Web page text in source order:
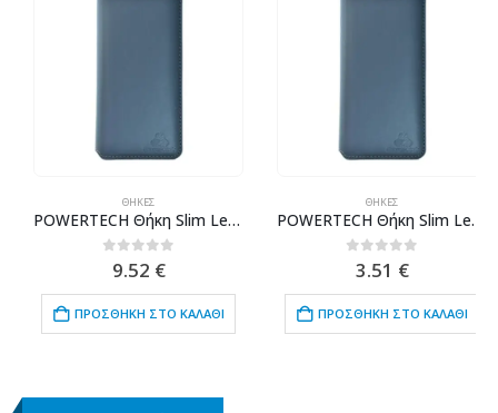
ΘΉΚΕΣ
POWERTECH Θήκη Slim Leather για iPhone XR, γκρι
out of 5
9.52€
ΠΡΟΣΘΉΚΗ ΣΤΟ ΚΑΛΆΘΙ
ΘΉΚΕΣ
POWERTECH Θήκη Slim Leather για Samsung A5 2018, γκρι
out of 5
3.51€
ΠΡΟΣΘΉΚΗ ΣΤΟ ΚΑΛΆΘΙ